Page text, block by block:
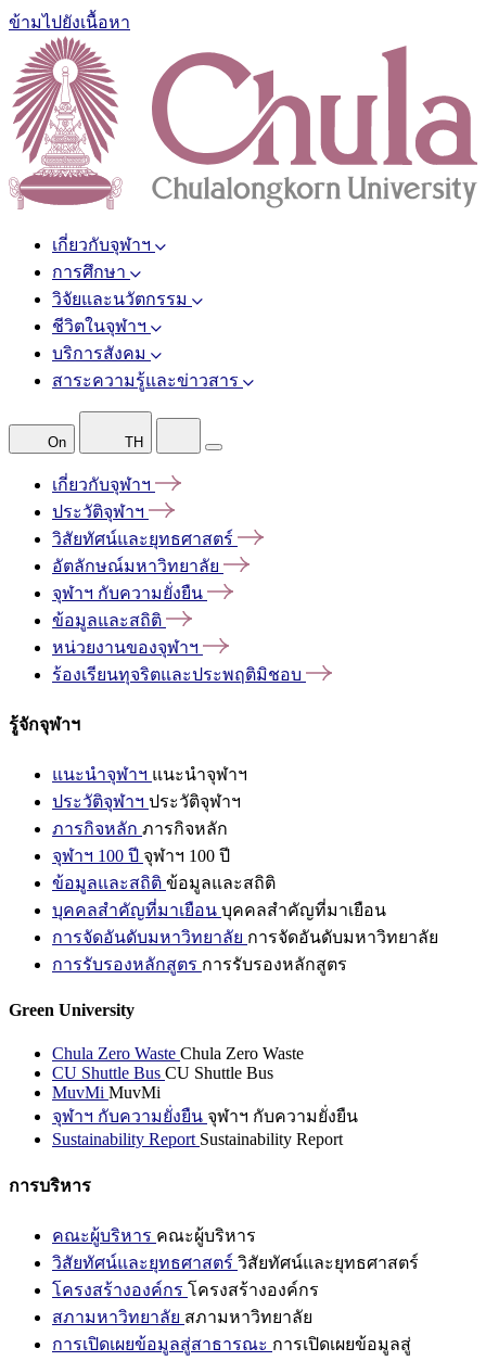
ข้ามไปยังเนื้อหา
เกี่ยวกับจุฬาฯ
การศึกษา
วิจัยและนวัตกรรม
ชีวิตในจุฬาฯ
บริการสังคม
สาระความรู้และข่าวสาร
On TH
เกี่ยวกับจุฬาฯ
ประวัติจุฬาฯ
วิสัยทัศน์และยุทธศาสตร์
อัตลักษณ์มหาวิทยาลัย
จุฬาฯ กับความยั่งยืน
ข้อมูลและสถิติ
หน่วยงานของจุฬาฯ
ร้องเรียนทุจริตและประพฤติมิชอบ
รู้จักจุฬาฯ
แนะนำจุฬาฯ แนะนำจุฬาฯ
ประวัติจุฬาฯ ประวัติจุฬาฯ
ภารกิจหลัก ภารกิจหลัก
จุฬาฯ 100 ปี จุฬาฯ 100 ปี
ข้อมูลและสถิติ ข้อมูลและสถิติ
บุคคลสำคัญที่มาเยือน บุคคลสำคัญที่มาเยือน
การจัดอันดับมหาวิทยาลัย การจัดอันดับมหาวิทยาลัย
การรับรองหลักสูตร การรับรองหลักสูตร
Green University
Chula Zero Waste Chula Zero Waste
CU Shuttle Bus CU Shuttle Bus
MuvMi MuvMi
จุฬาฯ กับความยั่งยืน จุฬาฯ กับความยั่งยืน
Sustainability Report Sustainability Report
การบริหาร
คณะผู้บริหาร คณะผู้บริหาร
วิสัยทัศน์และยุทธศาสตร์ วิสัยทัศน์และยุทธศาสตร์
โครงสร้างองค์กร โครงสร้างองค์กร
สภามหาวิทยาลัย สภามหาวิทยาลัย
การเปิดเผยข้อมูลสู่สาธารณะ การเปิดเผยข้อมูลสู่